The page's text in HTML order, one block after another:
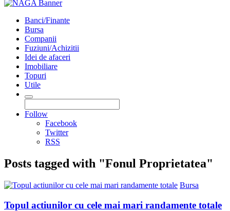
Banci/Finante
Bursa
Companii
Fuziuni/Achizitii
Idei de afaceri
Imobiliare
Topuri
Utile
Follow
Facebook
Twitter
RSS
Posts tagged with "Fonul Proprietatea"
Bursa
Topul actiunilor cu cele mai mari randamente totale